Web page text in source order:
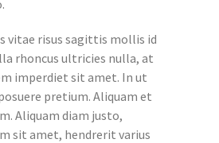
vitae risus sagittis mollis id
rhoncus ultricies nulla, at
imperdiet sit amet. In ut
pretium. Aliquam et
Aliquam diam justo,
sit amet, hendrerit varius